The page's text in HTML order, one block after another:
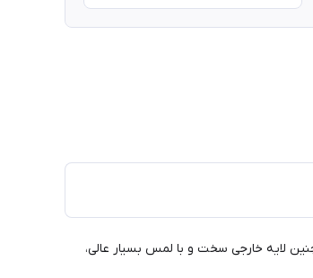
لایه خارجی سخت و با لمس بسیار عالی،